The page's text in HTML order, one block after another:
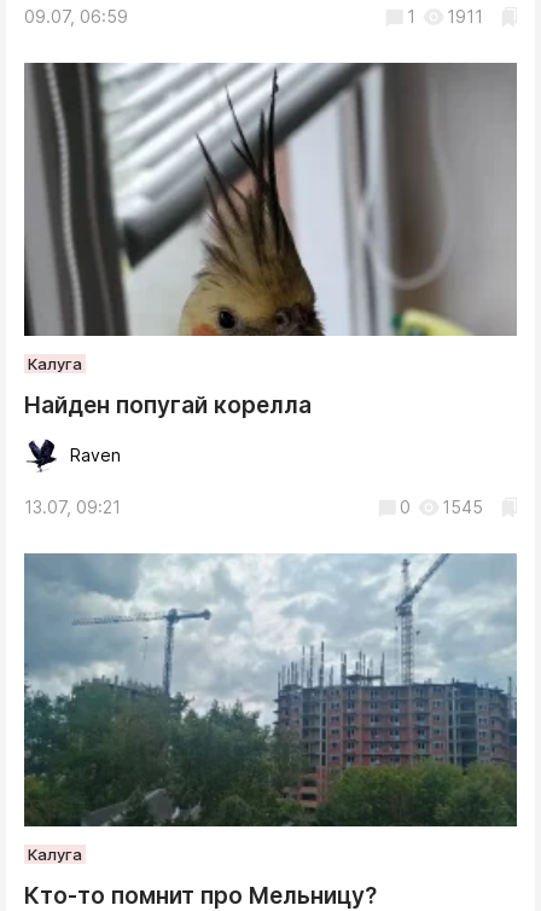
09.07, 06:59 1 1911
Калуга
Найден попугай корелла
Raven
13.07, 09:21 0 1545
Калуга
Кто-то помнит про Мельницу?